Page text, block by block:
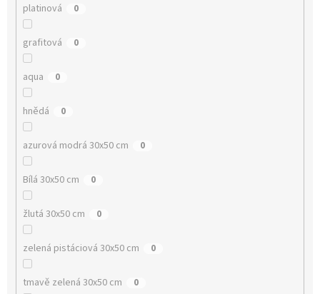
platinová 0
grafitová 0
aqua 0
hnědá 0
azurová modrá 30x50 cm 0
Bílá 30x50 cm 0
žlutá 30x50 cm 0
zelená pistáciová 30x50 cm 0
tmavě zelená 30x50 cm 0